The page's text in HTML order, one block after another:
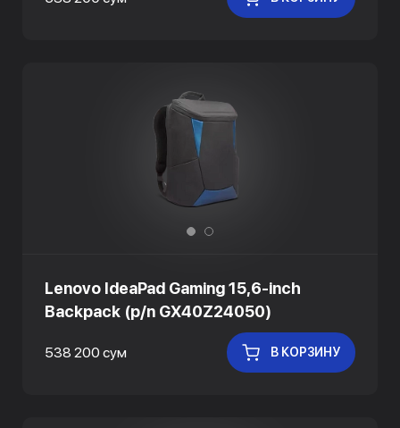
Lenovo IdeaPad Gaming 15,6-inch
Backpack (p/n GX40Z24050)
538 200 сум В КОРЗИНУ